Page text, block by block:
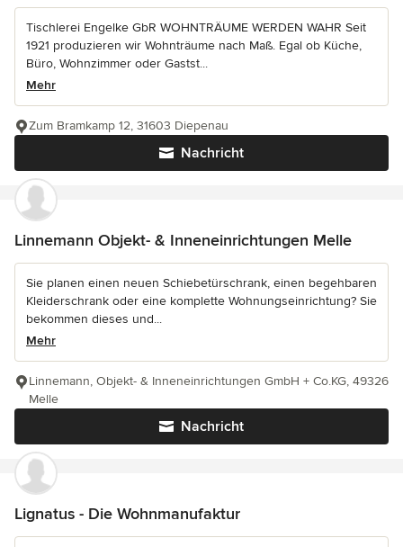
Tischlerei Engelke GbR WOHNTRÄUME WERDEN WAHR Seit
1921 produzieren wir Wohnträume nach Maß. Egal ob Küche,
Büro, Wohnzimmer oder Gastst...
Mehr
Nachricht
Zum Bramkamp 12, 31603 Diepenau
Linnemann Objekt- & Inneneinrichtungen Melle
Sie planen einen neuen Schiebetürschrank, einen begehbaren
Kleiderschrank oder eine komplette Wohnungseinrichtung? Sie
bekommen dieses und...
Mehr
Nachricht
Linnemann, Objekt- & Inneneinrichtungen GmbH + Co.KG, 49326
Melle
Lignatus - Die Wohnmanufaktur